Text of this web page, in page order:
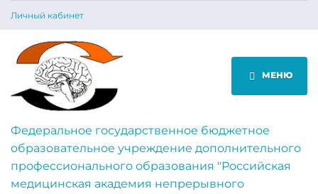
Личный кабинет
МЕНЮ
Федеральное государственное бюджетное
образовательное учреждение дополнительного
профессионального образования "Российская
медицинская академия непрерывного